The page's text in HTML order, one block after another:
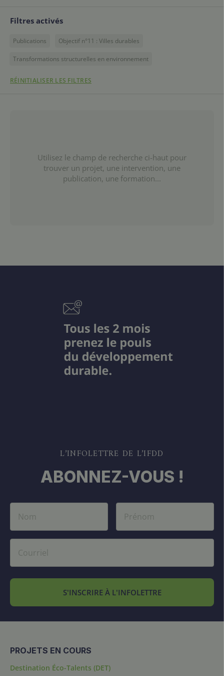
Filtres activés
Publications Objectif n°11 : Villes durables
Transformations structurelles en environnement
RÉINITIALISER LES FILTRES
Utilisez le champ de recherche ci-haut pour
trouver un projet, une intervention, une
publication, une formation...
L’INFOLETTRE DE L’IFDD
ABONNEZ-VOUS !
S'INSCRIRE À L'INFOLETTRE
PROJETS EN COURS
Destination Éco-Talents (DET)